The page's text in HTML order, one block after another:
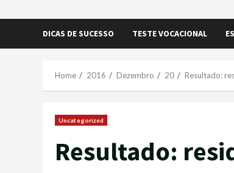
DICAS DE SUCESSO TESTE VOCACIONAL
Home 2016 Dezembro 20 Resultado:
Uncategorized
Resultado: